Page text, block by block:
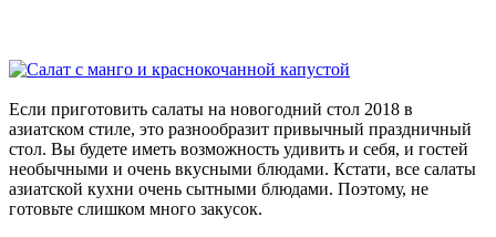
Если приготовить салаты на новогодний стол 2018 в
азиатском стиле, это разнообразит привычный праздничный
стол. Вы будете иметь возможность удивить и себя, и гостей
необычными и очень вкусными блюдами. Кстати, все салаты
азиатской кухни очень сытными блюдами. Поэтому, не
готовьте слишком много закусок.